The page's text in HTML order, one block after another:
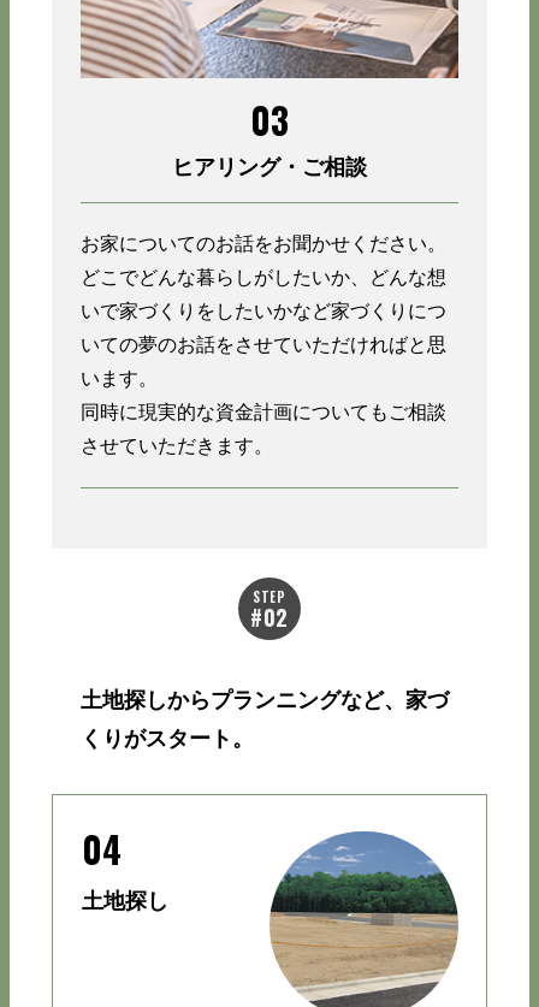
03
ヒアリング・ご相談
お家についてのお話をお聞かせください。
どこでどんな暮らしがしたいか、どんな想
いで家づくりをしたいかなど家づくりにつ
いての夢のお話をさせていただければと思
います。
同時に現実的な資金計画についてもご相談
させていただきます。
土地探しからプランニングなど、家づ
くりがスタート。
04
土地探し